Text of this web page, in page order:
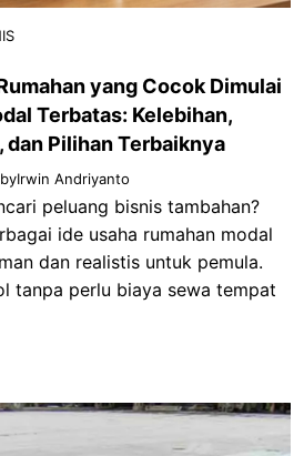
yang Cocok Dimulai
Terbatas: Kelebihan,
dan Pilihan Terbaiknya
byIrwin Andriyanto
peluang bisnis tambahan?
ide usaha rumahan modal
dan realistis untuk pemula.
tanpa perlu biaya sewa tempat